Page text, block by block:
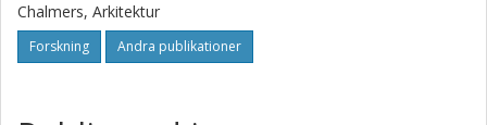
Chalmers, Arkitektur
Forskning Andra publikationer